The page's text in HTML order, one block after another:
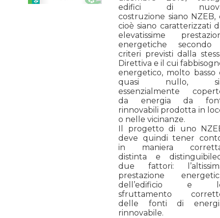
edifici di
costruzione siano NZEB,
cioè siano caratterizzati
elevatissime
energetiche
criteri previsti dalla
Direttiva e il cui
energetico, molto basso
quasi nullo,
essenzialmente
da energia da
rinnovabili prodotta in
o nelle vicinanze.
Il progetto di uno
deve quindi tener
in maniera
distinta e
due fattori:
prestazione
dell’edificio e
sfruttamento
delle fonti di
rinnovabile.